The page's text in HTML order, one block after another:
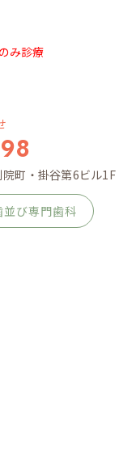
み診療
町・掛谷第6ビル1F
並び専門歯科